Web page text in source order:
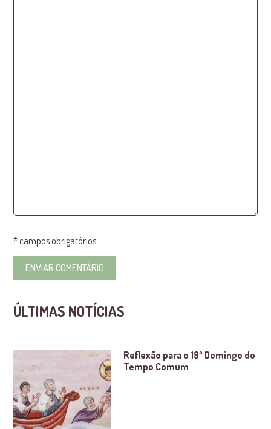
* campos obrigatórios.
ÚLTIMAS NOTÍCIAS
Reflexão para o 19º Domingo do
Tempo Comum